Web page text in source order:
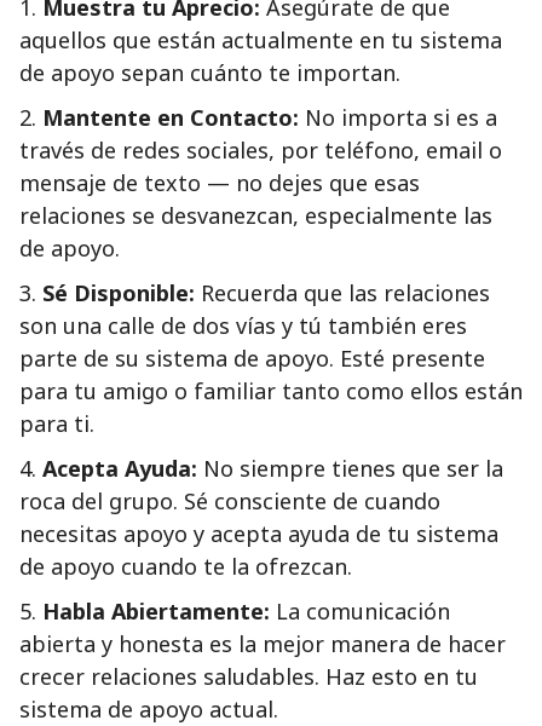
1. Muestra tu Aprecio: Asegúrate de que
aquellos que están actualmente en tu sistema
de apoyo sepan cuánto te importan.
2. Mantente en Contacto: No importa si es a
través de redes sociales, por teléfono, email o
mensaje de texto — no dejes que esas
relaciones se desvanezcan, especialmente las
de apoyo.
3. Sé Disponible: Recuerda que las relaciones
son una calle de dos vías y tú también eres
parte de su sistema de apoyo. Esté presente
para tu amigo o familiar tanto como ellos están
para ti.
4. Acepta Ayuda: No siempre tienes que ser la
roca del grupo. Sé consciente de cuando
necesitas apoyo y acepta ayuda de tu sistema
de apoyo cuando te la ofrezcan.
5. Habla Abiertamente: La comunicación
abierta y honesta es la mejor manera de hacer
crecer relaciones saludables. Haz esto en tu
sistema de apoyo actual.